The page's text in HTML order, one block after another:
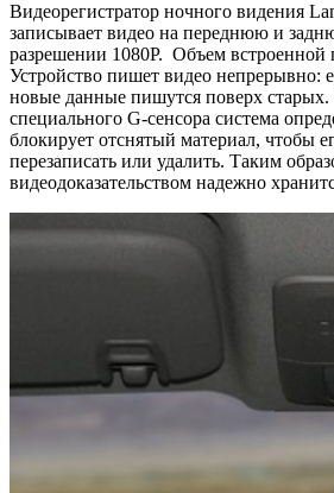
Видеорегистратор ночного видения
записывает видео на переднюю и
разрешении 1080P. Объем
Устройство пишет видео непрерывно:
новые данные пишутся поверх
специального G-сенсора система
блокирует отснятый материал, чтобы
перезаписать или удалить. Таким
видеодоказательством надежно